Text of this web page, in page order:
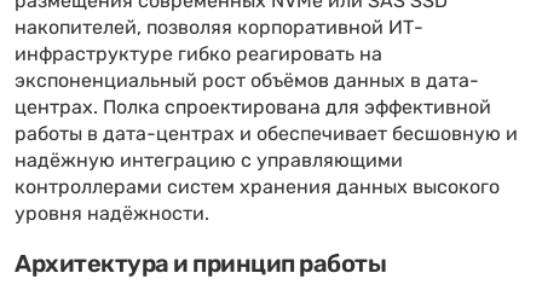
накопителей, позволяя корпоративной ИТ-
инфраструктуре гибко реагировать на
экспоненциальный рост объёмов данных в дата-
центрах. Полка спроектирована для эффективной
работы в дата-центрах и обеспечивает бесшовную и
надёжную интеграцию с управляющими
контроллерами систем хранения данных высокого
уровня надёжности.
Архитектура и принцип работы